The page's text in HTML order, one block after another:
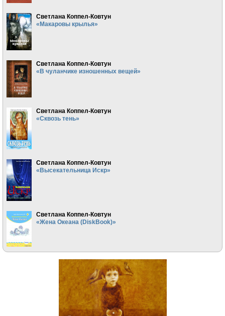
Светлана Коппел-Ковтун
«Макаровы крылья»
Светлана Коппел-Ковтун
«В чуланчике изношенных вещей»
Светлана Коппел-Ковтун
«Сквозь тень»
Светлана Коппел-Ковтун
«Высекательница Искр»
Светлана Коппел-Ковтун
«Жена Океана (DiskBook)»